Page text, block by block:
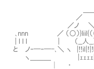
／
／ノ ＼
､nnn ／ （○）
| l l l | （__人
と ノ‐─‐─-､＼ ヽ
ヽ＿＿＿ |ｪｪ
│ ・ ・ │ ゴ